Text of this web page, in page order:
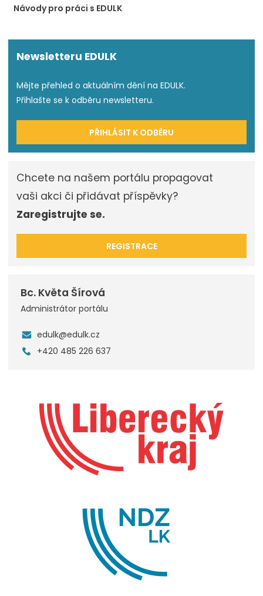
Návody pro práci s EDULK
Newsletteru EDULK
Mějte přehled o aktuálním dění na EDULK.
Přihlašte se k odběru newsletteru.
PŘIHLÁSIT K ODBĚRU
Chcete na našem portálu propagovat
vaši akci či přidávat příspěvky?
Zaregistrujte se.
REGISTRACE
Bc. Květa Šírová
Administrátor portálu
edulk@edulk.cz
+420 485 226 637